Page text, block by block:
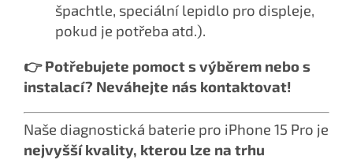
špachtle, speciální lepidlo pro displeje,
pokud je potřeba atd.).
👉 Potřebujete pomoct s výběrem nebo s
instalací? Neváhejte nás kontaktovat!
Naše diagnostická baterie pro iPhone 15 Pro je
nejvyšší kvality, kterou lze na trhu